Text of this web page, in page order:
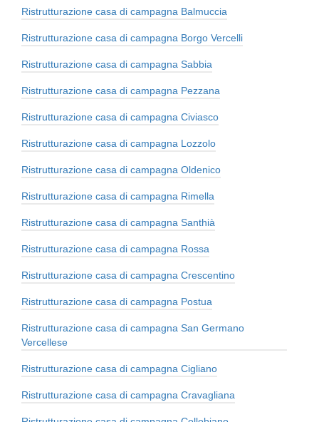
Ristrutturazione casa di campagna Balmuccia
Ristrutturazione casa di campagna Borgo Vercelli
Ristrutturazione casa di campagna Sabbia
Ristrutturazione casa di campagna Pezzana
Ristrutturazione casa di campagna Civiasco
Ristrutturazione casa di campagna Lozzolo
Ristrutturazione casa di campagna Oldenico
Ristrutturazione casa di campagna Rimella
Ristrutturazione casa di campagna Santhià
Ristrutturazione casa di campagna Rossa
Ristrutturazione casa di campagna Crescentino
Ristrutturazione casa di campagna Postua
Ristrutturazione casa di campagna San Germano
Vercellese
Ristrutturazione casa di campagna Cigliano
Ristrutturazione casa di campagna Cravagliana